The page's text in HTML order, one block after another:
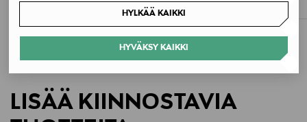
HYLKÄÄ KAIKKI
HYVÄKSY KAIKKI
Valmistajan tuotenumero
Valmistaja
Ralph Lauren Corporation
LISÄÄ KIINNOSTAVIA